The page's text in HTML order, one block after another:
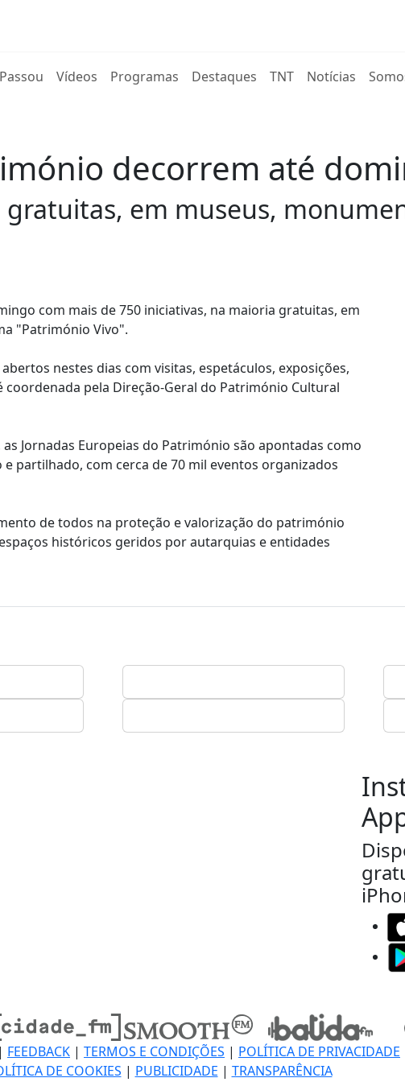
Passou Vídeos Programas Destaques TNT Notícias
decorrem até
em museus,
com mais de 750 iniciativas, na maioria gratuitas, em
"Património Vivo".
nestes dias com visitas, espetáculos, exposições,
pela Direção-Geral do Património Cultural
Jornadas Europeias do Património são apontadas como
partilhado, com cerca de 70 mil eventos organizados
de todos na proteção e valorização do património
históricos geridos por autarquias e entidades
| FEEDBACK | TERMOS E CONDIÇÕES | POLÍTICA DE PRIVACIDADE
DE COOKIES | PUBLICIDADE | TRANSPARÊNCIA